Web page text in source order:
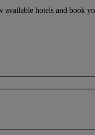
available hotels and book